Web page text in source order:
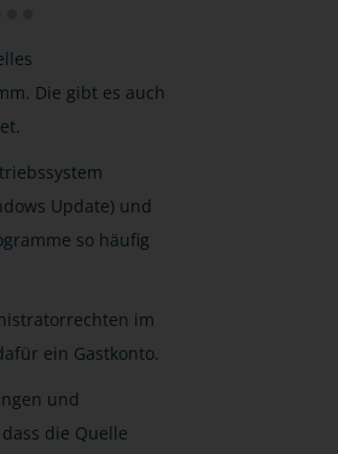
Die gibt es auch
Update) und
so häufig
im
ein Gastkonto.
und
die Quelle